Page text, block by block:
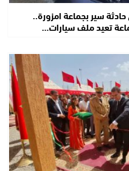
سير بجماعة امزورة..
تعيد ملف سيارات…